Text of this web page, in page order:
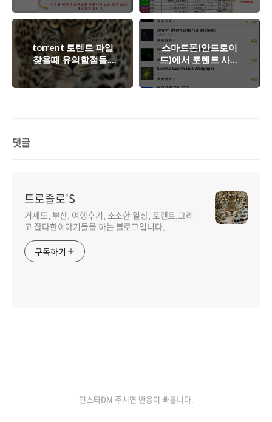
중 선택 다운
torrent 토렌트 파일
찾을때 유의할점들...
(성인자료 포함 19금)
스마트폰(안드로이
드)에서 토렌트 사용
하기 swarm
댓글
트로졸로'S
거제도, 부산, 여행후기, 소소한 일상, 토렌트,그리
고 잡다한이야기들을 하는 블로그입니다.
구독하기
인스타DM 주시면 반응이 빠릅니다.